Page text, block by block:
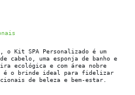
o Kit SPA Personalizado é um
cabelo, uma esponja de banho e
ecológica e com área nobre
é o brinde ideal para fidelizar
de beleza e bem-estar.